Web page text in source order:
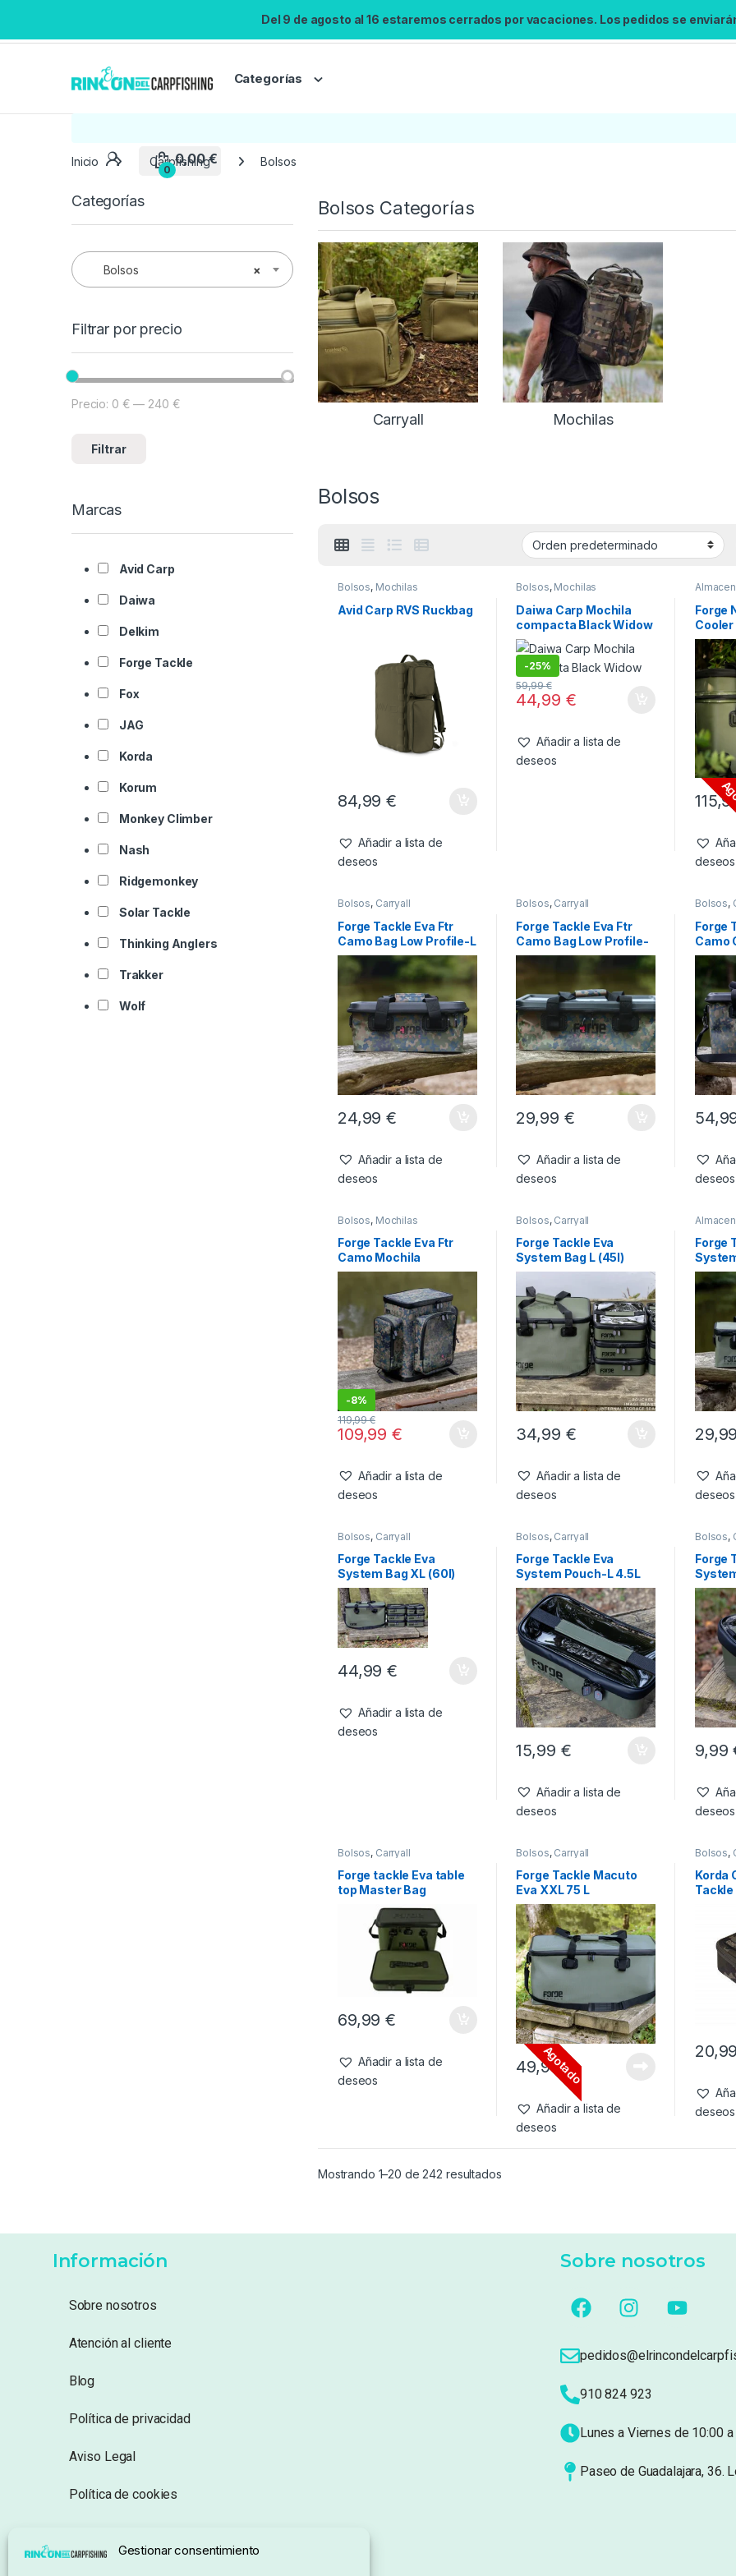
Gestionar consentimiento
Del 9 de agosto al 16 estaremos cerrados por vacaciones. Los pedidos se enviarán
Categorías
No se pudo cargar el widget de búsqueda.
Inténtalo de nuevo.
Reintentar
0,00€
Inicio Carpfishing Bolsos
Bolsos Categorías
Carryall Mochilas
Bolsos
Bolsos, Mochilas
Avid Carp RVS Ruckbag
84,99€
Añadir a lista de
deseos
Bolsos, Mochilas
Daiwa Carp Mochila
compacta Black Widow
-25%
44,99 €
59,99€
Añadir a lista de
deseos
Forge
deseos
Bolsos, Carryall
Forge Tackle Eva Ftr
Camo Bag Low Profile-L
13.5L
24,99€
Añadir a lista de
deseos
Bolsos, Carryall
Forge Tackle Eva Ftr
Camo Bag Low Profile-
XL 21.5L
29,99 €
Añadir a lista de
deseos
Bolsos,
Forge
Camo
deseos
Bolsos, Mochilas
Forge Tackle Eva Ftr
Camo Mochila
Rucksack 48.5 L
-8%
109,99€
119,99€
Añadir a lista de
deseos
Bolsos, Carryall
Forge Tackle Eva
System Bag L (45l)
34,99 €
Añadir a lista de
deseos
Forge
L(22L)
deseos
Bolsos, Carryall
Forge Tackle Eva
System Bag XL (60l)
44,99€
Añadir a lista de
deseos
Bolsos, Carryall
Forge Tackle Eva
System Pouch-L 4.5L
15,99 €
Añadir a lista de
deseos
Bolsos,
Forge
9,99
deseos
Bolsos, Carryall
Forge tackle Eva table
top Master Bag
Compact
69,99€
Añadir a lista de
deseos
Bolsos, Carryall
Forge Tackle Macuto
Eva XXL 75 L
Agotado
49,99€
Añadir a lista de
deseos
Bolsos,
Korda
deseos
Mostrando 1–20 de 242 resultados
Categorías
×
Bolsos
Filtrar por precio
Filtrar
Precio: 0 € — 240 €
Marcas
Avid Carp
Daiwa
Delkim
Forge Tackle
Fox
JAG
Korda
Korum
Monkey Climber
Nash
Ridgemonkey
Solar Tackle
Thinking Anglers
Trakker
Wolf
Información
Sobre nosotros
Atención al cliente
Blog
Política de privacidad
Aviso Legal
Política de cookies
Sobre nosotros
910 824 923
Lunes a Viernes de 10:00
Paseo de Guadalajara, 36.